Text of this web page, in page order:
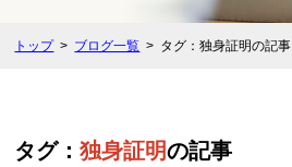
トップ ブログ一覧 タグ：独身証明の記事
タグ：独身証明の記事